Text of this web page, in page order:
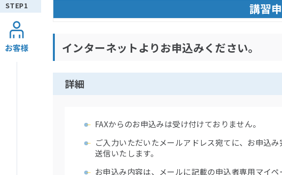
講習
インターネットよりお申込みください。
詳細
FAXからのお申込みは受け付けておりません。
ご入力いただいたメールアドレス宛てに、お申込
送信いたします。
お申込み内容は、メールに記載の申込者専用マイ